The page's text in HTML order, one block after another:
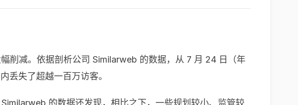
削减。依据剖析公司 Similarweb 的数据，从 7 月 24 日（年
丢失了超越一百万访客。
的数据还发现，相比之下，一些规划较小、监管较